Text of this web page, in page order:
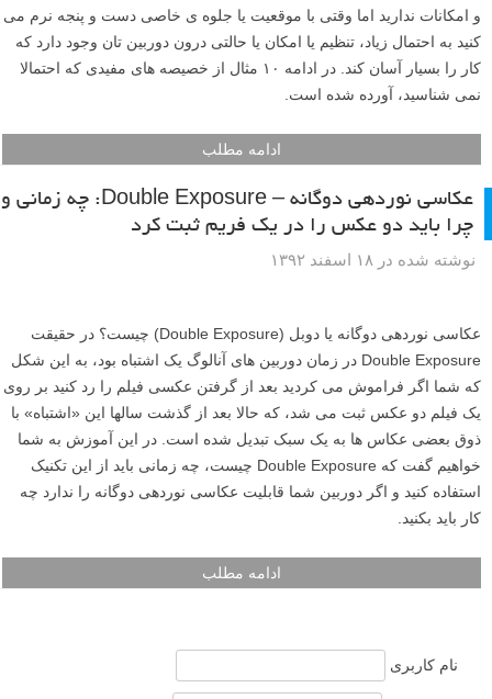
و امکانات ندارید اما وقتی با موقعیت یا جلوه ی خاصی دست و پنجه نرم می
کنید به احتمال زیاد، تنظیم یا امکان یا حالتی درون دوربین تان وجود دارد که
کار را بسیار آسان کند. در ادامه ۱۰ مثال از خصیصه های مفیدی که احتمالا
نمی شناسید، آورده شده است.
ادامه مطلب
عکاسی نوردهی دوگانه – Double Exposure: چه زمانی و
چرا باید دو عکس را در یک فریم ثبت کرد
نوشته شده در ۱۸ اسفند ۱۳۹۲
عکاسی نوردهی دوگانه یا دوبل (Double Exposure) چیست؟ در حقیقت
Double Exposure در زمان دوربین های آنالوگ یک اشتباه بود، به این شکل
که شما اگر فراموش می کردید بعد از گرفتن عکسی فیلم را رد کنید بر روی
یک فیلم دو عکس ثبت می شد، که حالا بعد از گذشت سالها این «اشتباه» با
ذوق بعضی عکاس ها به یک سبک تبدیل شده است. در این آموزش به شما
خواهیم گفت که Double Exposure چیست، چه زمانی باید از این تکنیک
استفاده کنید و اگر دوربین شما قابلیت عکاسی نوردهی دوگانه را ندارد چه
کار باید بکنید.
ادامه مطلب
نام کاربری